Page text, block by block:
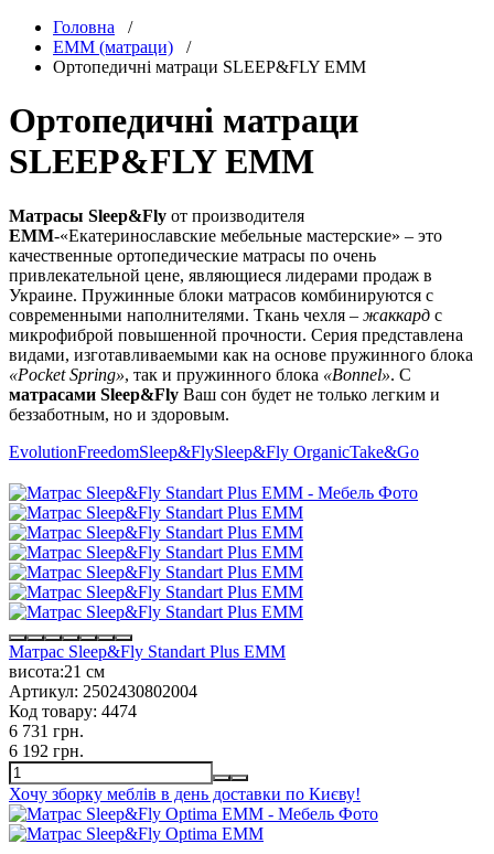
Головна /
EMM (матраци) /
Ортопедичні матраци SLEEP&FLY EMM
Ортопедичні матраци
SLEEP&FLY EMM
Матрасы Sleep&Fly от производителя
ЕММ-«Екатеринославские мебельные мастерские» – это
качественные ортопедические матрасы по очень
привлекательной цене, являющиеся лидерами продаж в
Украине. Пружинные блоки матрасов комбинируются с
современными наполнителями. Ткань чехля – жаккард с
микрофиброй повышенной прочности. Серия представлена
видами, изготавливаемыми как на основе пружинного блока
«Pocket Spring», так и пружинного блока «Bonnel». С
матрасами Sleep&Fly Ваш сон будет не только легким и
беззаботным, но и здоровым.
EvolutionFreedomSleep&FlySleep&Fly OrganicTake&Go
Матрас Sleep&Fly Standart Plus EMM
висота:21 см
Артикул: 2502430802004
Код товару: 4474
6 731 грн.
6 192 грн.
Хочу зборку меблів в день доставки по Києву!